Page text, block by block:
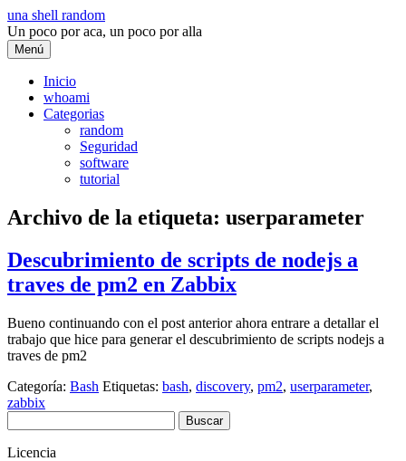
Saltar
al
contenido
una shell random
Un poco por aca, un poco por alla
Menú
Inicio
whoami
Categorias
random
Seguridad
software
tutorial
Archivo de la etiqueta: userparameter
Descubrimiento de scripts de nodejs a
traves de pm2 en Zabbix
Bueno continuando con el post anterior ahora entrare a detallar el
trabajo que hice para generar el descubrimiento de scripts nodejs a
traves de pm2
Categoría: Bash Etiquetas: bash, discovery, pm2, userparameter,
zabbix
Licencia